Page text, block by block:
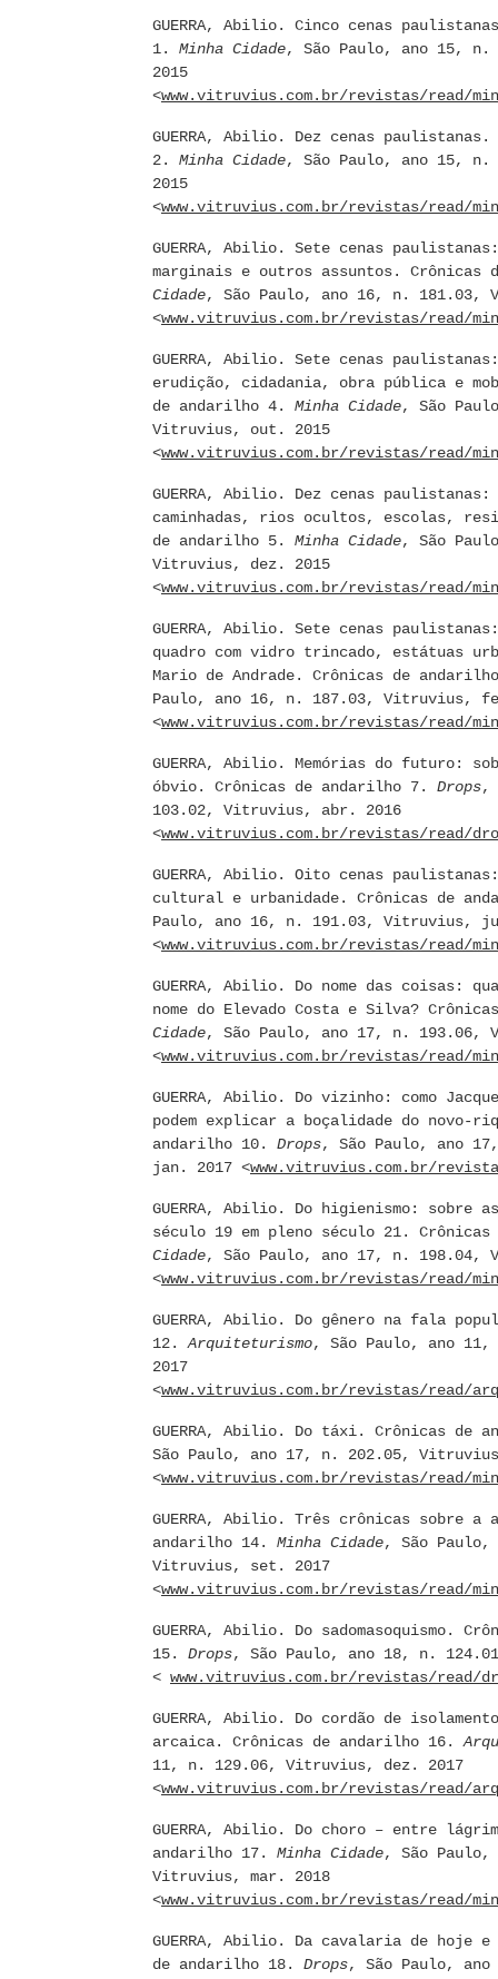
GUERRA, Abilio. Cinco cenas
1. Minha Cidade, São Paulo, ano 15,
2015
<www.vitruvius.com.br/revistas/read/
GUERRA, Abilio. Dez cenas
2. Minha Cidade, São Paulo, ano 15,
2015
<www.vitruvius.com.br/revistas/read/
GUERRA, Abilio. Sete cenas
marginais e outros assuntos.
Cidade, São Paulo, ano 16, n. 181.03,
<www.vitruvius.com.br/revistas/read/
GUERRA, Abilio. Sete cenas
erudição, cidadania, obra pública e
de andarilho 4. Minha Cidade, São
Vitruvius, out. 2015
<www.vitruvius.com.br/revistas/read/
GUERRA, Abilio. Dez cenas
caminhadas, rios ocultos, escolas,
de andarilho 5. Minha Cidade, São
Vitruvius, dez. 2015
<www.vitruvius.com.br/revistas/read/
GUERRA, Abilio. Sete cenas
quadro com vidro trincado, estátuas
Mario de Andrade. Crônicas de
Paulo, ano 16, n. 187.03, Vitruvius,
<www.vitruvius.com.br/revistas/read/
GUERRA, Abilio. Memórias do futuro:
óbvio. Crônicas de andarilho 7. Drops,
103.02, Vitruvius, abr. 2016
<www.vitruvius.com.br/revistas/read/
GUERRA, Abilio. Oito cenas
cultural e urbanidade. Crônicas de
Paulo, ano 16, n. 191.03, Vitruvius,
<www.vitruvius.com.br/revistas/read/
GUERRA, Abilio. Do nome das coisas:
nome do Elevado Costa e Silva?
Cidade, São Paulo, ano 17, n. 193.06,
<www.vitruvius.com.br/revistas/read/
GUERRA, Abilio. Do vizinho: como
podem explicar a boçalidade do novo-
andarilho 10. Drops, São Paulo, ano
jan. 2017 <www.vitruvius.com.br/
GUERRA, Abilio. Do higienismo: sobre
século 19 em pleno século 21.
Cidade, São Paulo, ano 17, n. 198.04,
<www.vitruvius.com.br/revistas/read/
GUERRA, Abilio. Do gênero na fala
12.Arquiteturismo, São Paulo, ano
2017
<www.vitruvius.com.br/revistas/read/
GUERRA, Abilio. Do táxi. Crônicas de
São Paulo, ano 17, n. 202.05,
<www.vitruvius.com.br/revistas/read/
GUERRA, Abilio. Três crônicas sobre
andarilho 14. Minha Cidade, São
Vitruvius, set. 2017
<www.vitruvius.com.br/revistas/read/
GUERRA, Abilio. Do sadomasoquismo.
15. Drops, São Paulo, ano 18, n.
< www.vitruvius.com.br/revistas/read/
GUERRA, Abilio. Do cordão de
arcaica. Crônicas de andarilho 16.
11, n. 129.06, Vitruvius, dez. 2017
<www.vitruvius.com.br/revistas/read/
GUERRA, Abilio. Do choro – entre
andarilho 17. Minha Cidade, São
Vitruvius, mar. 2018
<www.vitruvius.com.br/revistas/read/
GUERRA, Abilio. Da cavalaria de hoje
de andarilho 18. Drops, São Paulo,